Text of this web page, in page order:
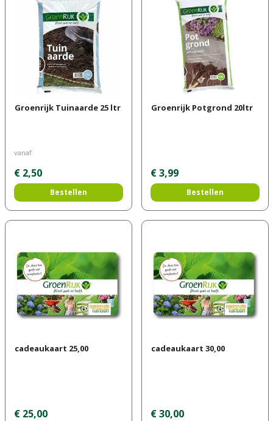
Groenrijk Tuinaarde 25 ltr
vanaf
€ 2,50
Bestellen
Groenrijk Potgrond 20ltr
€ 3,99
Bestellen
cadeaukaart 25,00
€ 25,00
cadeaukaart 30,00
€ 30,00